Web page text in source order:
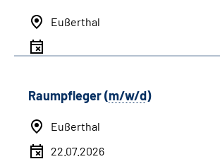
Eußerthal
Raumpfleger (m/w/d)
Eußerthal
22.07.2026